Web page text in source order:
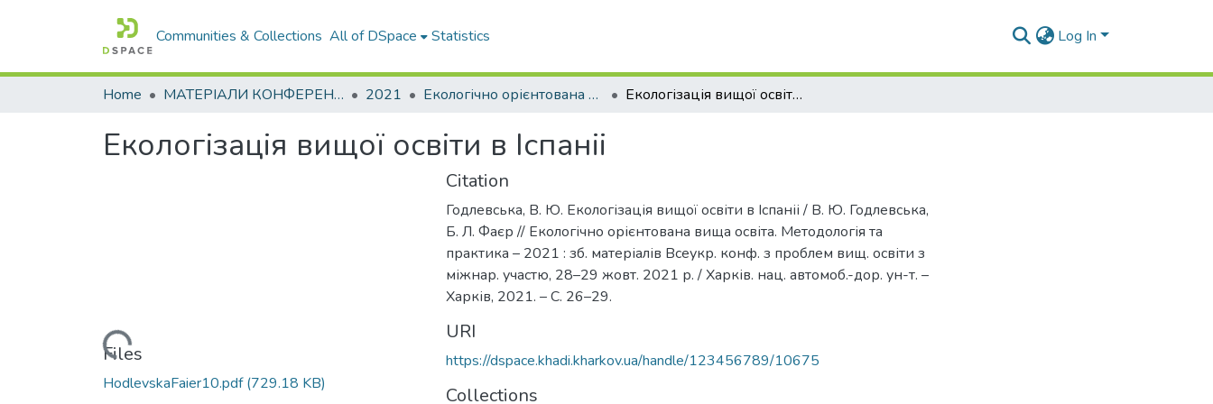
Communities & Collections All of DSpace Statistics Log In
Home МАТЕРІАЛИ КОНФЕРЕНЦІЙ 2021 Екологічно орієнтована вища освіта. Методологія та практика – 2021 Екологізація вищої освіти в Іспаніі
Екологізація вищої освіти в Іспаніі
Loading...
Files
HodlevskaFaier10.pdf(729.18 KB)
Citation
Годлевська, В. Ю. Екологізація вищої освіти в Іспаніі / В. Ю. Годлевська,
Б. Л. Фаєр // Екологічно орієнтована вища освіта. Mетодологія та
практика – 2021 : зб. матеріалів Всеукр. конф. з проблем вищ. освіти з
міжнар. участю, 28–29 жoвт. 2021 р. / Харків. нац. автомоб.-дор. ун-т. –
Харків, 2021. – С. 26–29.
URI
https://dspace.khadi.kharkov.ua/handle/123456789/10675
Collections